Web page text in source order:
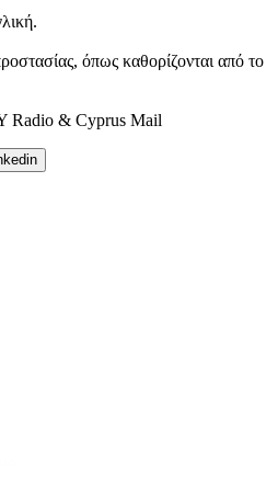
όπως καθορίζονται από το
Radio & Cyprus Mail